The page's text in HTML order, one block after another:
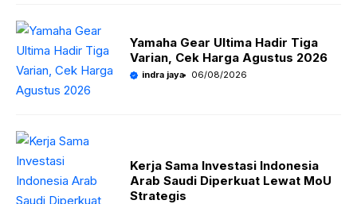
Yamaha Gear Ultima Hadir Tiga
Varian, Cek Harga Agustus 2026
indra jaya 06/08/2026
Kerja Sama Investasi Indonesia
Arab Saudi Diperkuat Lewat MoU
Strategis